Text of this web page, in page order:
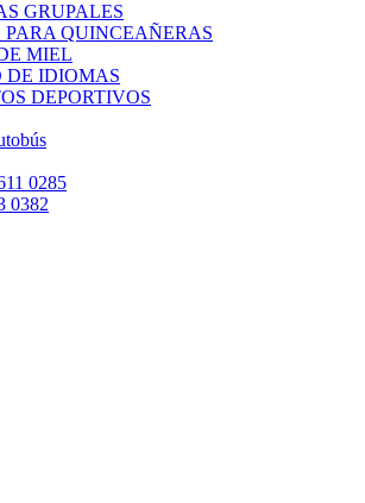
GRUPALES
PARA QUINCEAÑERAS
MIEL
DE IDIOMAS
DEPORTIVOS
0285
0382